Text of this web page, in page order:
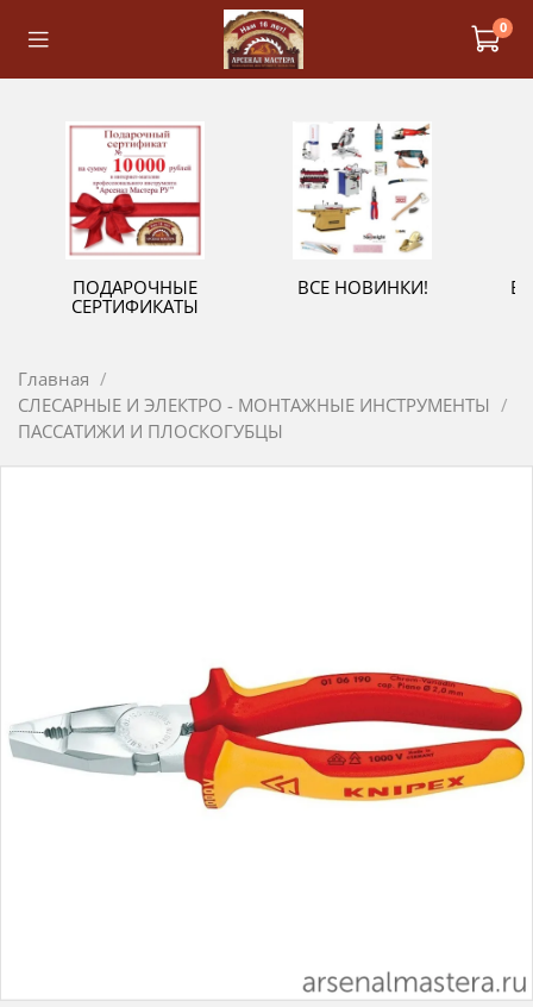
0
ПОДАРОЧНЫЕ
СЕРТИФИКАТЫ
ВСЕ НОВИНКИ!
Главная
СЛЕСАРНЫЕ И ЭЛЕКТРО - МОНТАЖНЫЕ ИНСТРУМЕНТЫ
ПАССАТИЖИ И ПЛОСКОГУБЦЫ